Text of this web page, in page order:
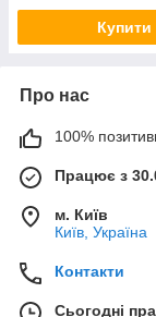
Купити
Про нас
100%
Працює з
м. Київ
Київ, Україна
Контакти
Сьогодні